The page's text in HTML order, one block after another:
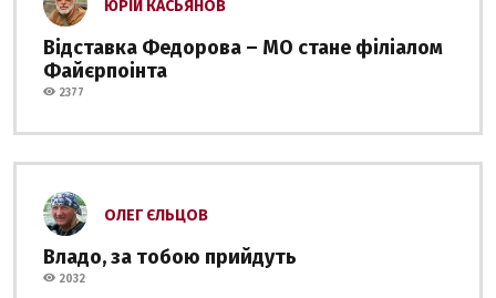
ЮРІЙ КАСЬЯНОВ
Відставка Федорова – МО стане філіалом
Файєрпоінта
2377
ОЛЕГ ЄЛЬЦОВ
Владо, за тобою прийдуть
2032